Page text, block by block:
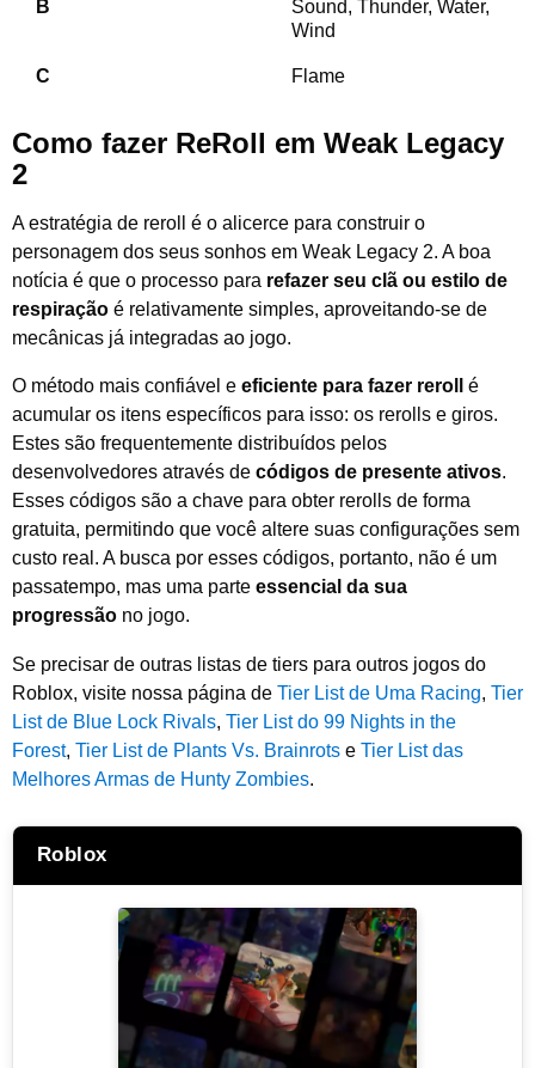
B
Sound, Thunder, Water,
Wind
C Flame
Como fazer ReRoll em Weak Legacy
2
A estratégia de reroll é o alicerce para construir o
personagem dos seus sonhos em Weak Legacy 2. A boa
notícia é que o processo para refazer seu clã ou estilo de
respiração é relativamente simples, aproveitando-se de
mecânicas já integradas ao jogo.
O método mais confiável e eficiente para fazer reroll
é
acumular os itens específicos para isso: os rerolls e giros.
Estes são frequentemente distribuídos pelos
desenvolvedores através de códigos de presente ativos.
Esses códigos são a chave para obter rerolls de forma
gratuita, permitindo que você altere suas configurações sem
custo real. A busca por esses códigos, portanto, não é um
passatempo, mas uma parte essencial da sua
progressão no jogo.
Se precisar de outras listas de tiers para outros jogos do
Roblox, visite nossa página de Tier List de Uma Racing, Tier
List de Blue Lock Rivals, Tier List do 99 Nights in the
Forest, Tier List de Plants Vs. Brainrots e Tier List das
Melhores Armas de Hunty Zombies.
Roblox